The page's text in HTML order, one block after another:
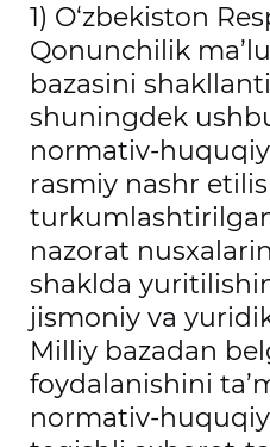
1) O‘zbekiston
Qonunchilik
bazasini
shuningdek
normativ-
rasmiy nashr
nazorat
shaklda
jismoniy va
Milliy bazadan
foydalanishini
normativ-